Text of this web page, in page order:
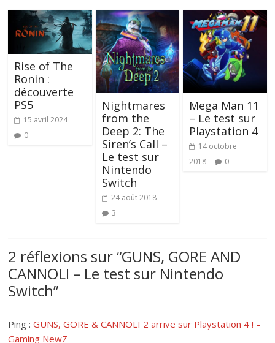
Rise of The
Ronin :
découverte
PS5
15 avril 2024
0
Nightmares
from the
Deep 2: The
Siren’s Call –
Le test sur
Nintendo
Switch
24 août 2018
3
Mega Man 11
– Le test sur
Playstation 4
14 octobre
2018
0
2 réflexions sur “GUNS, GORE AND
CANNOLI – Le test sur Nintendo
Switch”
Ping :GUNS, GORE & CANNOLI 2 arrive sur Playstation 4 ! –
Gaming NewZ